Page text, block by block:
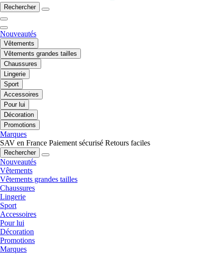
Rechercher
Nouveautés
Vêtements
Vêtements grandes tailles
Chaussures
Lingerie
Sport
Accessoires
Pour lui
Décoration
Promotions
Marques
SAV en France Paiement sécurisé Retours faciles
Rechercher
Nouveautés
Vêtements
Vêtements grandes tailles
Chaussures
Lingerie
Sport
Accessoires
Pour lui
Décoration
Promotions
Marques